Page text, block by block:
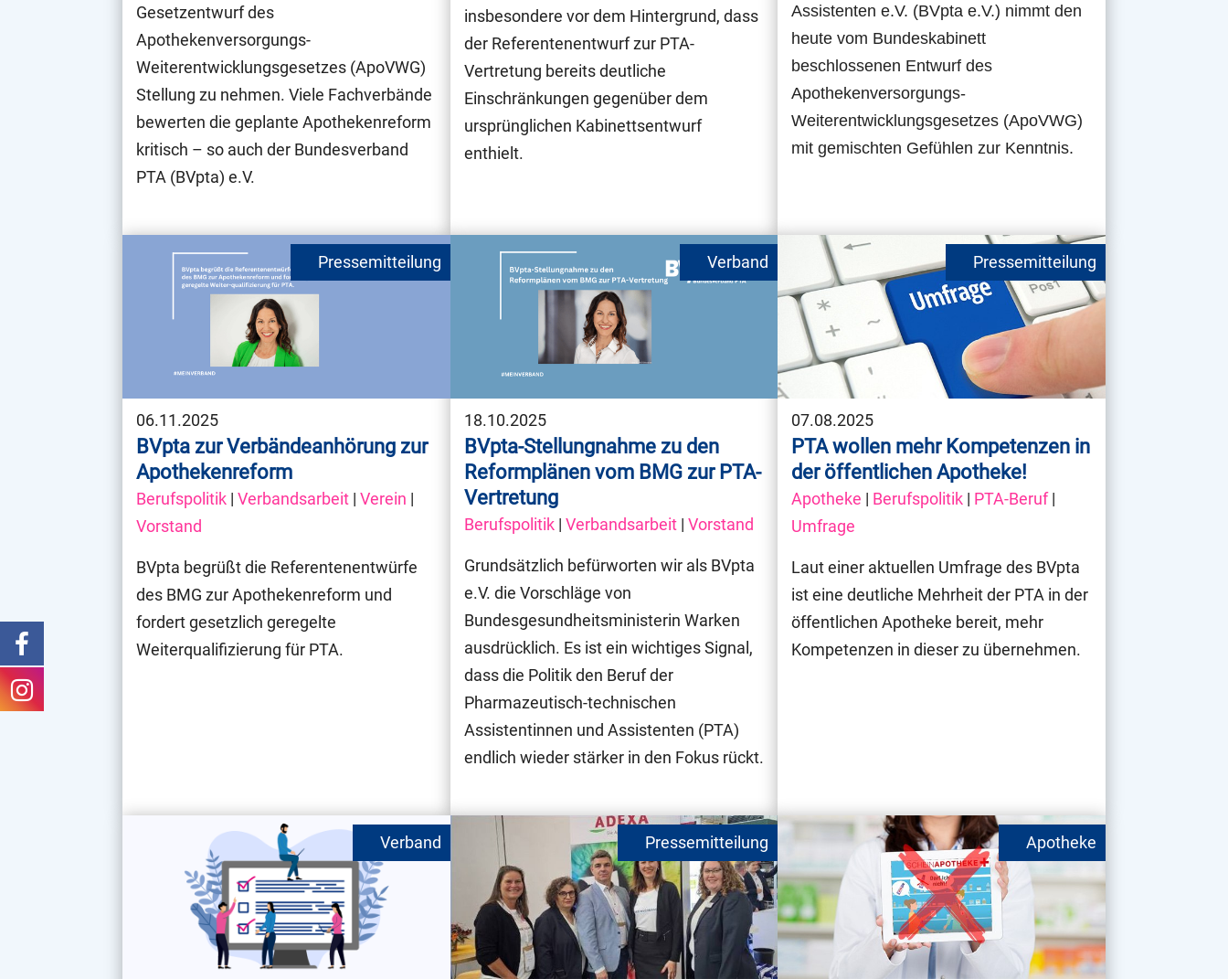
Gesetzentwurf des
Apothekenversorgungs-
Weiterentwicklungsgesetzes (ApoVWG)
Stellung zu nehmen. Viele Fachverbände
bewerten die geplante Apothekenreform
kritisch – so auch der Bundesverband
PTA (BVpta) e.V.
insbesondere vor dem Hintergrund, dass
der Referentenentwurf zur PTA-
Vertretung bereits deutliche
Einschränkungen gegenüber dem
ursprünglichen Kabinettsentwurf
enthielt.
Assistenten e.V. (BVpta e.V.) nimmt den
heute vom Bundeskabinett
beschlossenen Entwurf des
Apothekenversorgungs-
Weiterentwicklungsgesetzes (ApoVWG)
mit gemischten Gefühlen zur Kenntnis.
06.11.2025
BVpta zur Verbändeanhörung zur
Apothekenreform
Berufspolitik |Verbandsarbeit |Verein |
Vorstand
BVpta begrüßt die Referentenentwürfe
des BMG zur Apothekenreform und
fordert gesetzlich geregelte
Weiterqualifizierung für PTA.
18.10.2025
BVpta-Stellungnahme zu den
Reformplänen vom BMG zur PTA-
Vertretung
Berufspolitik| Verbandsarbeit| Vorstand
Grundsätzlich befürworten wir als BVpta
e.V. die Vorschläge von
Bundesgesundheitsministerin Warken
ausdrücklich. Es ist ein wichtiges Signal,
dass die Politik den Beruf der
Pharmazeutisch-technischen
Assistentinnen und Assistenten (PTA)
endlich wieder stärker in den Fokus rückt.
07.08.2025
PTA wollen mehr Kompetenzen in
der öffentlichen Apotheke!
Apotheke | Berufspolitik | PTA-Beruf|
Umfrage
Laut einer aktuellen Umfrage des BVpta
ist eine deutliche Mehrheit der PTA in der
öffentlichen Apotheke bereit, mehr
Kompetenzen in dieser zu übernehmen.